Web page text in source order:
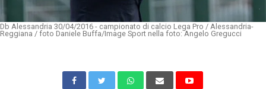
Db Alessandria 30/04/2016 - campionato di calcio Lega Pro / Alessandria-
Reggiana / foto Daniele Buffa/Image Sport nella foto: Angelo Gregucci